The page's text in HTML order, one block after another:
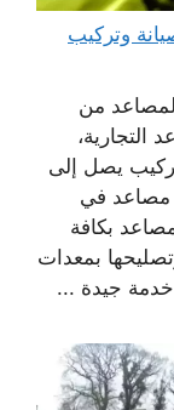
مصاعد في الكويت 65542233 صيانة وتركيب
من
التجارية،
يصل إلى
مصاعد في
بكافة
بمعدات
خدمة جيدة ...